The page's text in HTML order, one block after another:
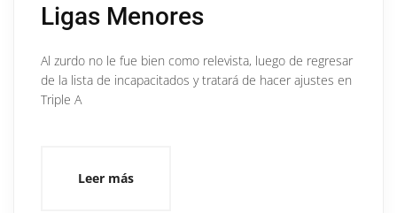
Ligas Menores
Al zurdo no le fue bien como relevista, luego de regresar
de la lista de incapacitados y tratará de hacer ajustes en
Triple A
Leer más